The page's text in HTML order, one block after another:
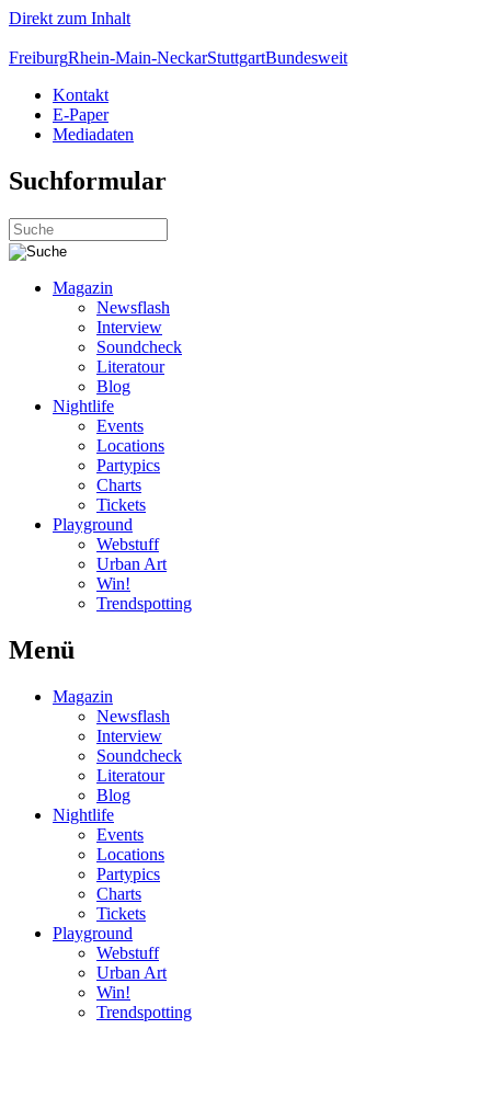
Direkt zum Inhalt
FreiburgRhein-Main-NeckarStuttgartBundesweit
Kontakt
E-Paper
Mediadaten
Suchformular
Magazin
Newsflash
Interview
Soundcheck
Literatour
Blog
Nightlife
Events
Locations
Partypics
Charts
Tickets
Playground
Webstuff
Urban Art
Win!
Trendspotting
Menü
Magazin
Newsflash
Interview
Soundcheck
Literatour
Blog
Nightlife
Events
Locations
Partypics
Charts
Tickets
Playground
Webstuff
Urban Art
Win!
Trendspotting